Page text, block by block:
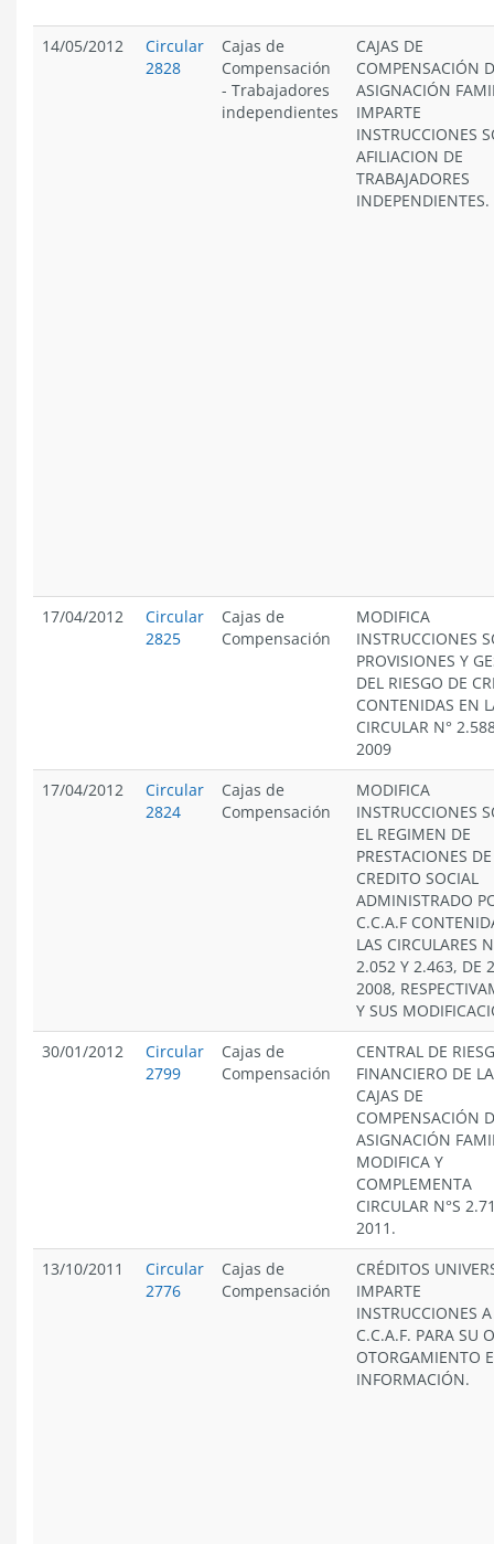
14/05/2012
Circular
2828
Cajas de
Compensación
- Trabajadores
independientes
CAJAS DE
COMPENSACIÓN
ASIGNACIÓN
IMPARTE
INSTRUCCIONES
AFILIACION DE
TRABAJADORES
INDEPENDIENTES.
17/04/2012
Circular
2825
Cajas de
Compensación
MODIFICA
INSTRUCCIONES
PROVISIONES Y
DEL RIESGO DE
CONTENIDAS EN
CIRCULAR N°
2009
17/04/2012
Circular
2824
Cajas de
Compensación
MODIFICA
INSTRUCCIONES
EL REGIMEN DE
PRESTACIONES DE
CREDITO SOCIAL
ADMINISTRADO
C.C.A.F
LAS CIRCULARES
2.052 Y 2.463, DE
2008,
Y SUS
30/01/2012
Circular
2799
Cajas de
Compensación
CENTRAL DE
FINANCIERO DE
CAJAS DE
COMPENSACIÓN
ASIGNACIÓN
MODIFICA Y
COMPLEMENTA
CIRCULAR N°S
2011.
13/10/2011
Circular
2776
Cajas de
Compensación
CRÉDITOS
IMPARTE
INSTRUCCIONES
C.C.A.F. PARA SU
OTORGAMIENTO E
INFORMACIÓN.